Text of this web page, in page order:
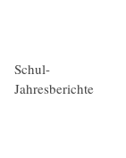
Schul-
Jahresberichte